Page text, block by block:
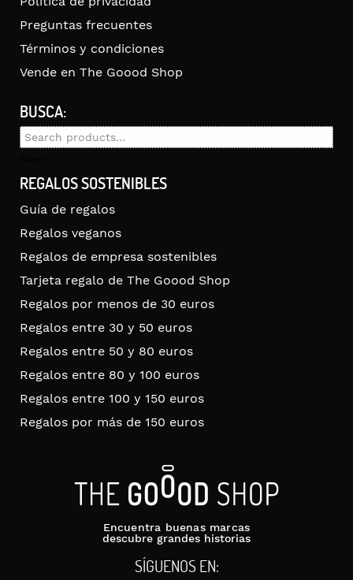
Preguntas frecuentes
Términos y condiciones
Vende en The Goood Shop
BUSCA:
Search
REGALOS SOSTENIBLES
Guía de regalos
Regalos veganos
Regalos de empresa sostenibles
Tarjeta regalo de The Goood Shop
Regalos por menos de 30 euros
Regalos entre 30 y 50 euros
Regalos entre 50 y 80 euros
Regalos entre 80 y 100 euros
Regalos entre 100 y 150 euros
Regalos por más de 150 euros
Encuentra buenas marcas
descubre grandes historias
SÍGUENOS EN: